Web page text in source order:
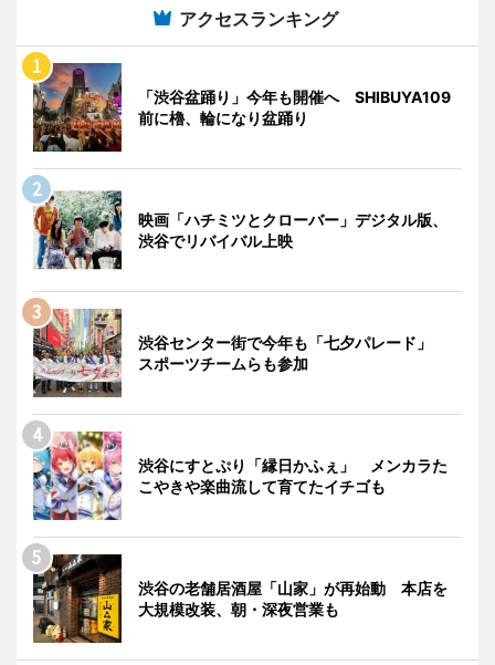
アクセスランキング
「渋谷盆踊り」今年も開催へ SHIBUYA109
前に櫓、輪になり盆踊り
映画「ハチミツとクローバー」デジタル版、
渋谷でリバイバル上映
渋谷センター街で今年も「七夕パレード」
スポーツチームらも参加
渋谷にすとぷり「縁日かふぇ」 メンカラた
こやきや楽曲流して育てたイチゴも
渋谷の老舗居酒屋「山家」が再始動 本店を
大規模改装、朝・深夜営業も